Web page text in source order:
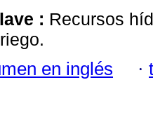
: Recursos
en inglés ·